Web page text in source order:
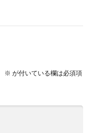
※ が付いている欄は必須項